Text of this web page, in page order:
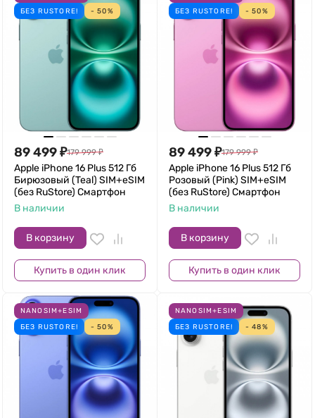
БЕЗ RUSTORE!
- 50%
89 499₽179 999 ₽
Apple iPhone 16 Plus 512 Гб
Бирюзовый (Teal) SIM+eSIM
(без RuStore) Смартфон
В наличии
В корзину
Купить в один клик
БЕЗ RUSTORE!
- 50%
89 499₽179 999 ₽
Apple iPhone 16 Plus 512 Гб
Розовый (Pink) SIM+eSIM
(без RuStore) Смартфон
В наличии
В корзину
Купить в один клик
NANOSIM+ESIM
БЕЗ RUSTORE!
- 50%
NANOSIM+ESIM
БЕЗ RUSTORE!
- 48%